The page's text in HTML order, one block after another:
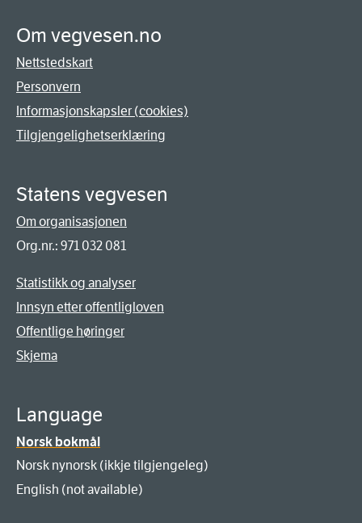
Om vegvesen.no
Nettstedskart
Personvern
Informasjonskapsler (cookies)
Tilgjengelighetserklæring
Statens vegvesen
Om organisasjonen
Org.nr.: 971 032 081
Statistikk og analyser
Innsyn etter offentligloven
Offentlige høringer
Skjema
Language
Norsk bokmål
Norsk nynorsk (ikkje tilgjengeleg)
English (not available)